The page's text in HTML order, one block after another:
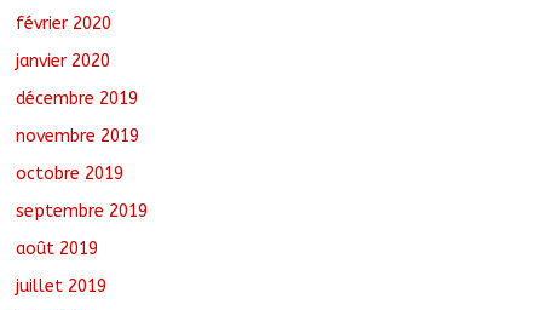
février 2020
janvier 2020
décembre 2019
novembre 2019
octobre 2019
septembre 2019
août 2019
juillet 2019